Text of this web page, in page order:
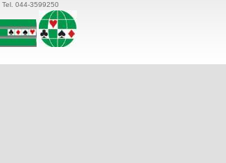
Tel. 044-3599250